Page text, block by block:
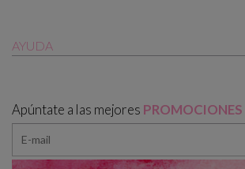
AYUDA
Apúntate a las mejores PROMOCIONES